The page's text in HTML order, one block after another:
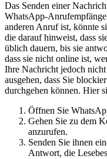
Das Senden einer
WhatsApp-
anderen Anruf ist, könnte
die darauf hinweist, dass
üblich dauern, bis sie
dass sie nicht online ist,
Ihre Nachricht jedoch
ausgehen, dass Sie
durchgehen können. Hier
Öffnen Sie
Gehen Sie zu dem
anzurufen.
Senden Sie ihnen
Antwort, die